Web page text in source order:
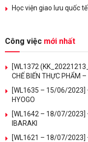
Học viện giao lưu quốc
Công việc mới nhất
[WL1372
CHẾ BIẾN THỰC PHẨM –
[WL1635 – 15/06/2023]
HYOGO
[WL1642 – 18/07/2023]
IBARAKI
[WL1621 – 18/07/2023]